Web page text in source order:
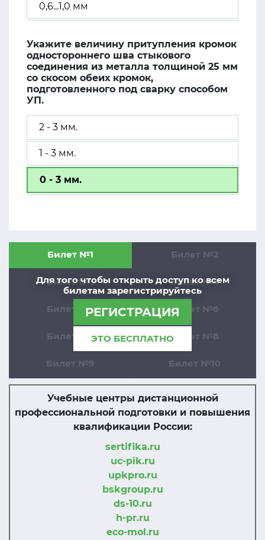
0,6...1,0 мм
Укажите величину притупления кромок
одностороннего шва стыкового
соединения из металла толщиной 25 мм
со скосом обеих кромок,
подготовленного под сварку способом
УП.
2 - 3 мм.
1 - 3 мм.
0 - 3 мм.
Для того чтобы открыть доступ ко всем
билетам зарегистрируйтесь
РЕГИСТРАЦИЯ
ЭТО БЕСПЛАТНО
Билет №1 Билет №2
Билет №3 Билет №4
Билет №5 Билет №6
Билет №7 Билет №8
Билет №9 Билет №10
Учебные центры дистанционной
профессиональной подготовки и повышения
квалификации России:
sertifika.ru
uc-pik.ru
upkpro.ru
bskgroup.ru
ds-10.ru
h-pr.ru
eco-mol.ru